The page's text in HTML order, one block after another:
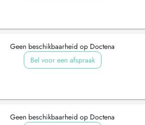
Geen beschikbaarheid op Doctena
Bel voor een afspraak
Geen beschikbaarheid op Doctena